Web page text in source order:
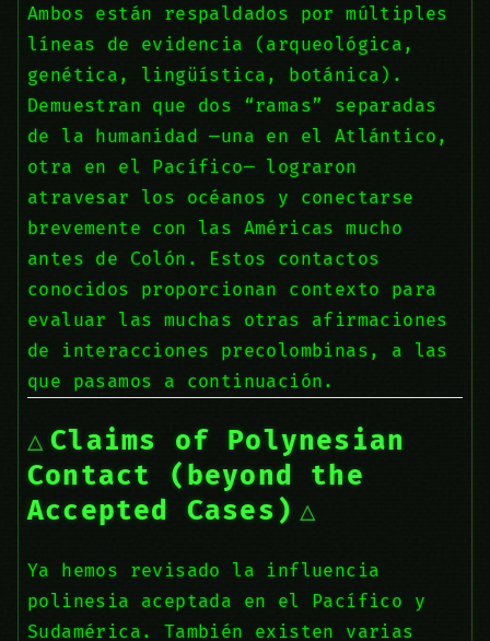
Ambos están respaldados por múltiples
líneas de evidencia (arqueológica,
genética, lingüística, botánica).
Demuestran que dos “ramas” separadas
de la humanidad —una en el Atlántico,
otra en el Pacífico— lograron
atravesar los océanos y conectarse
brevemente con las Américas mucho
antes de Colón. Estos contactos
conocidos proporcionan contexto para
evaluar las muchas otras afirmaciones
de interacciones precolombinas, a las
que pasamos a continuación.
Claims of Polynesian
Contact (beyond the
Accepted Cases)
Ya hemos revisado la influencia
polinesia aceptada en el Pacífico y
Sudamérica. También existen varias